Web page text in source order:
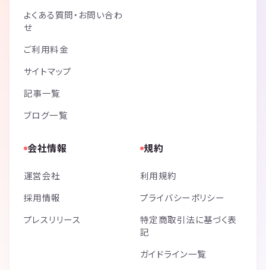
よくある質問・お問い合わ
せ
ご利用料金
サイトマップ
記事一覧
ブログ一覧
会社情報
運営会社
採用情報
プレスリリース
規約
利用規約
プライバシーポリシー
特定商取引法に基づく表
記
ガイドライン一覧